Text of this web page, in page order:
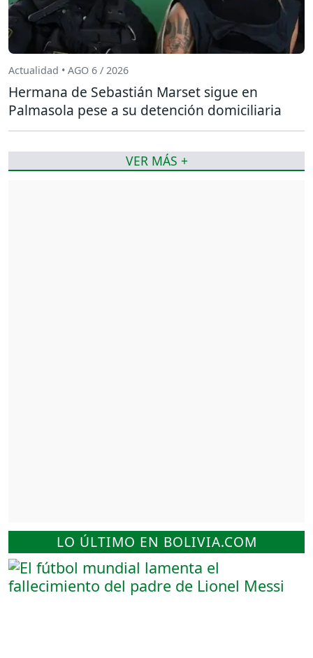
LO ÚLTIMO EN BOLIVIA.COM
Actualidad • AGO 6 / 2026
Hermana de Sebastián Marset sigue en
Palmasola pese a su detención domiciliaria
VER MÁS +